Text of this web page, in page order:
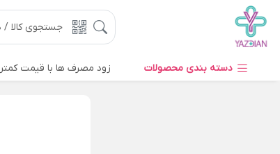
دسته بندی محصولات زود مصرف ها با قیمت کمتر